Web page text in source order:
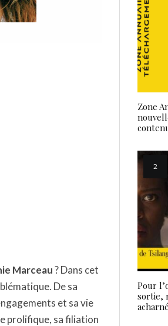
Marceau? Dans cet
De sa
et sa vie
prolifique, sa filiation
Zone
Pour
sortie,